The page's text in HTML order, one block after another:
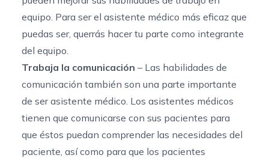
equipo. Para ser el asistente médico más eficaz que
puedas ser, querrás hacer tu parte como integrante
del equipo.
Trabaja la comunicación – Las habilidades de
comunicación también son una parte importante
de ser asistente médico. Los asistentes médicos
tienen que comunicarse con sus pacientes para
que éstos puedan comprender las necesidades del
paciente, así como para que los pacientes